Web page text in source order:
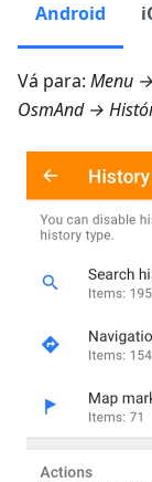
Android
Vá para: Menu
OsmAnd →